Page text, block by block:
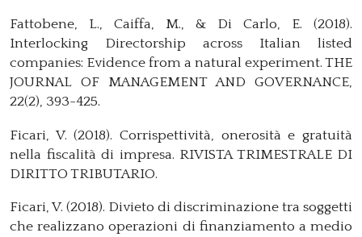
Fattobene, L., Caiffa, M., & Di Carlo, E. (2018).
Interlocking Directorship across Italian listed
companies: Evidence from a natural experiment. THE
JOURNAL OF MANAGEMENT AND GOVERNANCE,
22(2), 393-425.
Ficari, V. (2018). Corrispettività, onerosità e gratuità
nella fiscalità di impresa. RIVISTA TRIMESTRALE DI
DIRITTO TRIBUTARIO.
Ficari, V. (2018). Divieto di discriminazione tra soggetti
che realizzano operazioni di finanziamento a medio